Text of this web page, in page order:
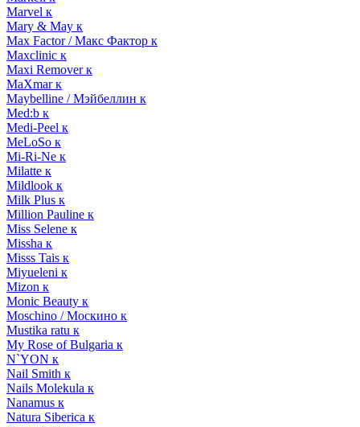
Marvel к
Mary & May к
Max Factor / Макс Фактор к
Maxclinic к
Maxi Remover к
MaXmar к
Maybelline / Мэйбеллин к
Med:b к
Medi-Peel к
MeLoSo к
Mi-Ri-Ne к
Milatte к
Mildlook к
Milk Plus к
Million Pauline к
Miss Selene к
Missha к
Misss Tais к
Miyueleni к
Mizon к
Monic Beauty к
Moschino / Москино к
Mustika ratu к
My Rose of Bulgaria к
N`YON к
Nail Smith к
Nails Molekula к
Nanamus к
Natura Siberica к